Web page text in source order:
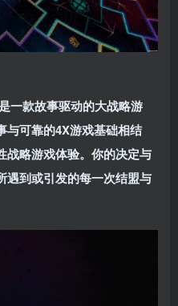
一款故事驱动的大战略游
与可靠的4X游戏基础相结
战略游戏体验。你的决定与
遇到或引发的每一次结盟与